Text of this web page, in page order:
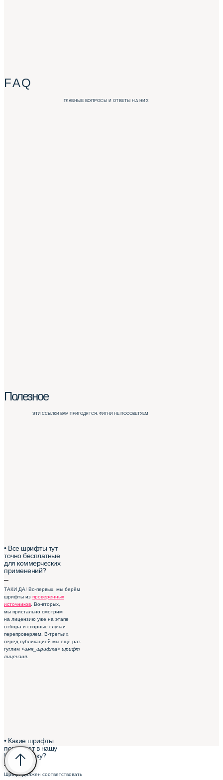
F A Q
ГЛАВНЫЕ ВОПРОСЫ И ОТВЕТЫ НА НИХ
• Все шрифты тут
точно бесплатные
для коммерческих
применений?
–
ТАКИ ДА! Во-первых, мы берём
шрифты из проверенных
источников . Во-вторых,
мы пристально смотрим
на лицензию уже на этапе
отбора и спорные случаи
перепроверяем. В-третьих,
перед публикацией мы ещё раз
гуглим <имя_шрифта> шрифт
лицензия
• Какие шрифты
попадают в нашу
Шрифтотеку?
–
Шрифт должен соответствовать
Полезное
ЭТИ ССЫЛКИ ВАМ ПРИГОДЯТСЯ. ФИГНИ НЕ ПОСОВЕТУЕМ